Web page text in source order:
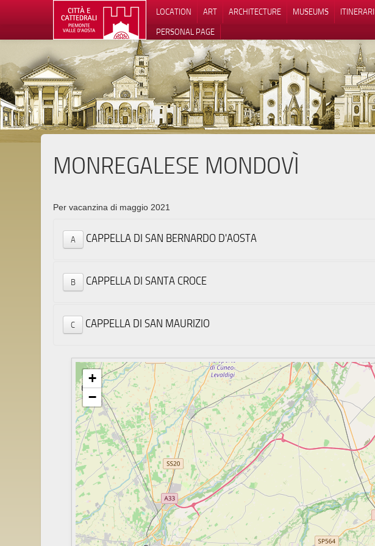
LOCATION ART ARCHITECTURE MUSEUMS
PERSONAL PAGE
MONREGALESE MONDOVÌ
Per vacanzina di maggio 2021
A CAPPELLA DI SAN BERNARDO D'AOSTA
CAPPELLA DI SAN BERNARDO
D'AOSTA
B CAPPELLA DI SANTA CROCE
CAPPELLA DI SANTA CROCE
C CAPPELLA DI SAN MAURIZIO
CHIESA DI SAN MAURIZIO
via della Gareisa 12088
Conserva alcuni tra i più antichi
Evangelisti e curiose figure
+
−
Notice at collection